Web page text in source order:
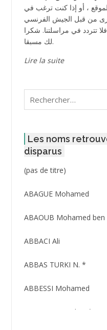
، أو إذا كنت ترغب في
من قبل الجيش الفرنسي
العاصمة عام 1957 ، فلا تتردد في مراسلتنا. شكرا
لك مسبقا.
Lire la suite
Rechercher :
Les noms
disparus
(pas de titre)Post
3416
ABAGUE Mohamed
ABAOUB Mohamed ben
ABBACI Ali
ABBAS TURKI N. *
ABBESSI Mohamed
ABBOUR Azzedine *